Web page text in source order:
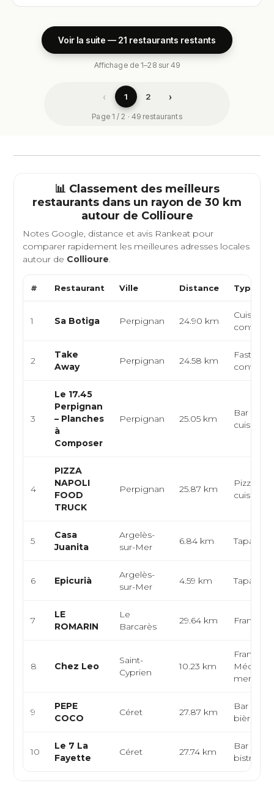
Voir la suite — 21 restaurants restants
Affichage de 1–28 sur 49
‹ 1 2 ›
Page 1 / 2 · 49 restaurants
📊 Classement des meilleurs
restaurants dans un rayon de 30 km
autour de Collioure
Notes Google, distance et avis Rankeat pour
comparer rapidement les meilleures adresses locales
autour de Collioure.
# Restaurant Ville Distance Type de
1 Sa Botiga Perpignan 24.90 km
Cuisine
2
Take
Away
Perpignan 24.58 km
Fast-
3
Le 17.45
Perpignan
– Planches
à
Composer
Perpignan 25.05 km
Bar à
cuisine
4
PIZZA
NAPOLI
FOOD
TRUCK
Perpignan 25.87 km
Pizzeria,
cuisine
5
Casa
Juanita
Argelès-
sur-Mer
6.84 km Tapas,
6 Epicurià
Argelès-
sur-Mer
4.59 km Tapas,
7
LE
ROMARIN
Le
Barcarès
29.64 km
8 Chez Leo
Saint-
Cyprien
10.23 km
mer
9
PEPE
COCO
Céret 27.87 km
Bar à
bières
10
Le 7 La
Fayette
Céret 27.74 km
Bar à
bistrot